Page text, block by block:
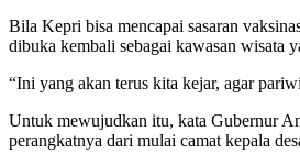
Bila Kepri bisa mencapai sasaran
dibuka kembali sebagai kawasan wisata
“Ini yang akan terus kita kejar, agar
Untuk mewujudkan itu, kata Gubernur
perangkatnya dari mulai camat kepala